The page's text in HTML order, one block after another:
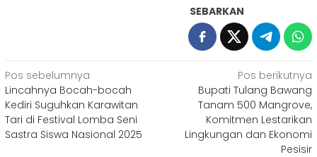
SEBARKAN
Navigasi
pos
Pos sebelumnya
Lincahnya Bocah-bocah
Kediri Suguhkan Karawitan
Tari di Festival Lomba Seni
Sastra Siswa Nasional 2025
Pos berikutnya
Bupati Tulang Bawang
Tanam 500 Mangrove,
Komitmen Lestarikan
Lingkungan dan Ekonomi
Pesisir